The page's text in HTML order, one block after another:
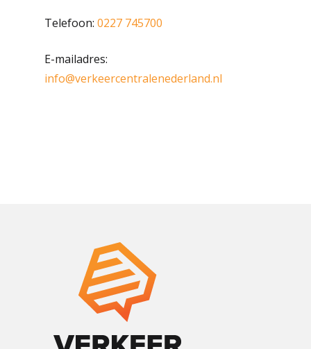
Telefoon:0227 745700
E-mailadres:
info@verkeercentralenederland.nl